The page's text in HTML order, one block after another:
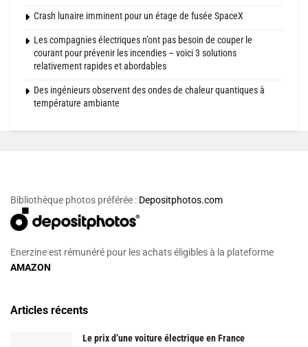
Crash lunaire imminent pour un étage de fusée SpaceX
Les compagnies électriques n’ont pas besoin de couper le
courant pour prévenir les incendies – voici 3 solutions
relativement rapides et abordables
Des ingénieurs observent des ondes de chaleur quantiques à
température ambiante
Bibliothèque photos préférée : Depositphotos.com
Enerzine est rémunéré pour les achats éligibles à la plateforme
AMAZON
Articles récents
Le prix d’une voiture électrique en France